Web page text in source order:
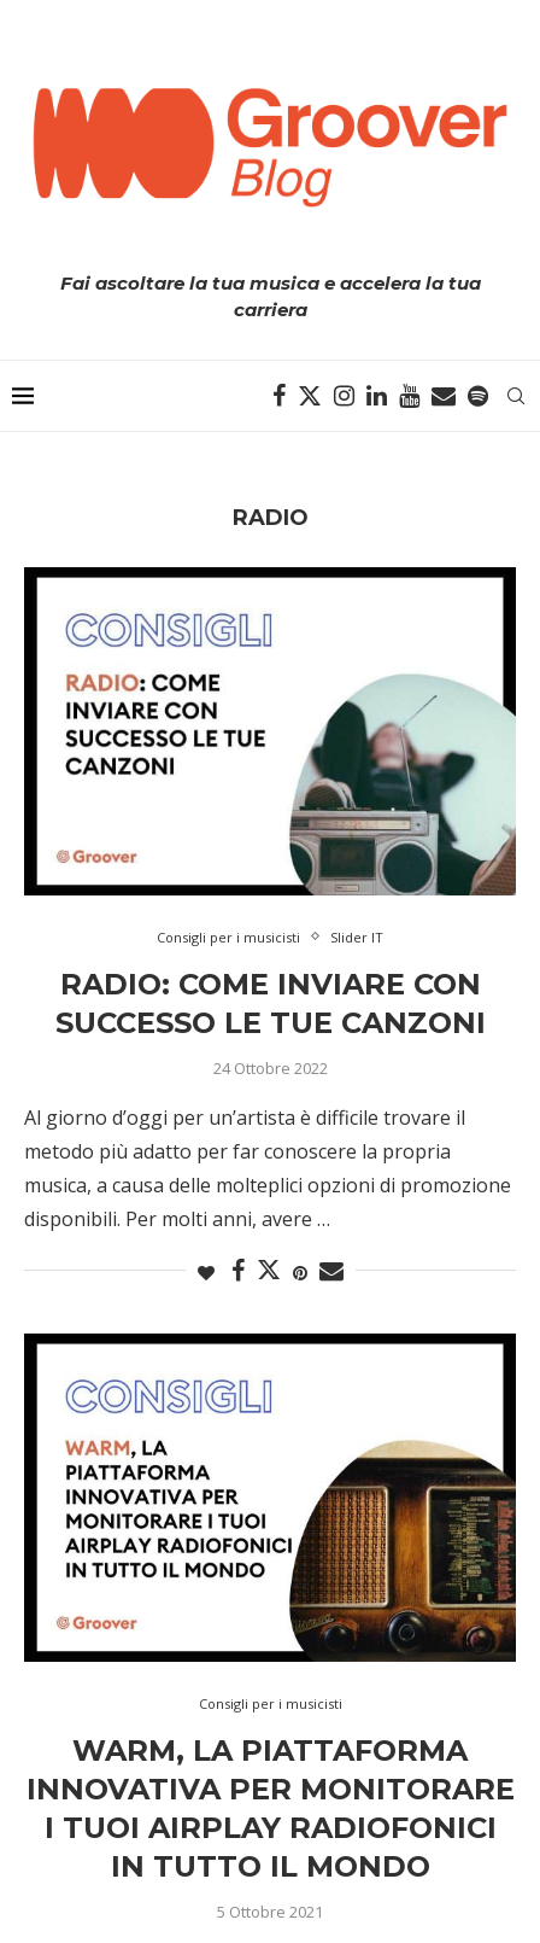
Fai ascoltare la tua musica e accelera la tua
carriera
RADIO
Consigli per i musicisti Slider IT
RADIO: COME INVIARE CON
SUCCESSO LE TUE CANZONI
24 Ottobre 2022
Al giorno d’oggi per un’artista è difficile trovare il
metodo più adatto per far conoscere la propria
musica, a causa delle molteplici opzioni di promozione
disponibili. Per molti anni, avere …
Consigli per i musicisti
WARM, LA PIATTAFORMA
INNOVATIVA PER MONITORARE
I TUOI AIRPLAY RADIOFONICI
IN TUTTO IL MONDO
5 Ottobre 2021